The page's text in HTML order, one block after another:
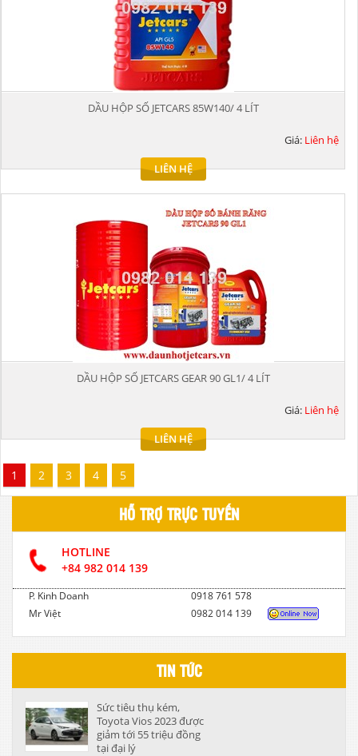
DẦU HỘP SỐ JETCARS 85W140/ 4 LÍT
Giá: Liên hệ
LIÊN HỆ
DẦU HỘP SỐ JETCARS GEAR 90 GL1/ 4 LÍT
Giá: Liên hệ
LIÊN HỆ
1 2 3 4 5
HỖ TRỢ TRỰC TUYẾN
HOTLINE
+84 982 014 139
P. Kinh Doanh
0918 761 578
Mr Việt
0982 014 139
TIN TỨC
Sức tiêu thụ kém,
Toyota Vios 2023 được
giảm tới 55 triệu đồng
tại đại lý